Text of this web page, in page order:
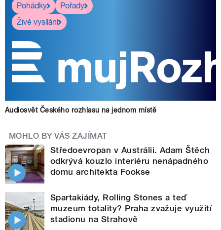
Pohádky
Pořady
Živé vysílání
Audiosvět Českého rozhlasu na jednom místě
MOHLO BY VÁS ZAJÍMAT
Středoevropan v Austrálii. Adam Štěch
odkrývá kouzlo interiéru nenápadného
domu architekta Fookse
Spartakiády, Rolling Stones a teď
muzeum totality? Praha zvažuje využití
stadionu na Strahově